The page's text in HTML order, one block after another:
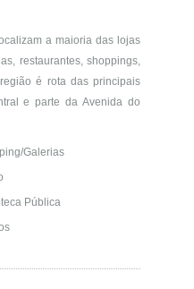
a maioria das lojas
restaurantes, shoppings,
é rota das principais
e parte da Avenida do
Galerias
Pública